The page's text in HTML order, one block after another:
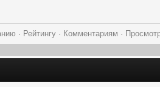
· Рейтингу · Комментариям ·